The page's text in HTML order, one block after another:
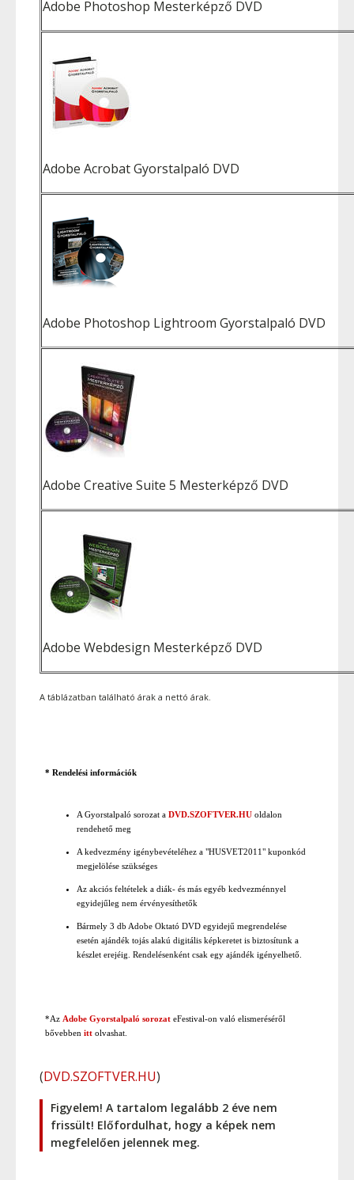
Adobe Photoshop Mesterképző DVD
Adobe Acrobat Gyorstalpaló DVD
Adobe Photoshop Lightroom Gyorstalpaló DVD
Adobe Creative Suite 5 Mesterképző DVD
Adobe Webdesign Mesterképző DVD
A táblázatban található árak a nettó árak.
* Rendelési információk
A Gyorstalpaló sorozat a DVD.SZOFTVER.HU oldalon
rendehető meg
A kedvezmény igénybevételéhez a "HUSVET2011" kuponkód
megjelölése szükséges
Az akciós feltételek a diák- és más egyéb kedvezménnyel
egyidejűleg nem érvényesíthetők
Bármely 3 db Adobe Oktató DVD egyidejű megrendelése
esetén ajándék tojás alakú digitális képkeretet is biztosítunk a
készlet erejéig. Rendelésenként csak egy ajándék igényelhető.
*Az Adobe Gyorstalpaló sorozat eFestival-on való elismeréséről
bővebben itt olvashat.
(DVD.SZOFTVER.HU)
Figyelem! A tartalom legalább 2 éve nem
frissült! Előfordulhat, hogy a képek nem
megfelelően jelennek meg.